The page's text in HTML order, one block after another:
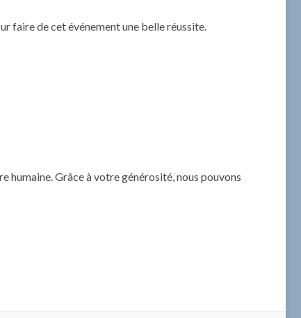
faire de cet événement une belle réussite.
humaine. Grâce à votre générosité, nous pouvons